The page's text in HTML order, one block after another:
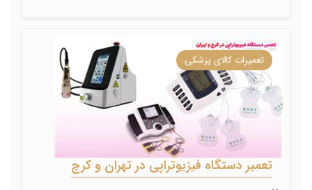
تعمیرات کالای پزشکی
تعمیر دستگاه فیزیوتراپی در تهران و کرج